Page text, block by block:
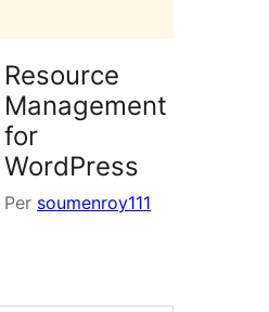
Resource
Management
for
WordPress
Per soumenroy111